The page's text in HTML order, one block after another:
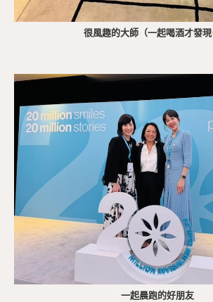
很風趣的大師（一起喝酒才發現
一起晨跑的好朋友